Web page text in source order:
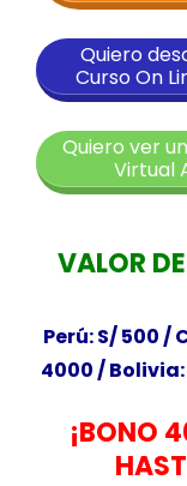
Quiero
Curso On
Quiero ver
Virtual
VALOR
Perú: S/ 500 /
4000 / Bolivia:
¡BONO